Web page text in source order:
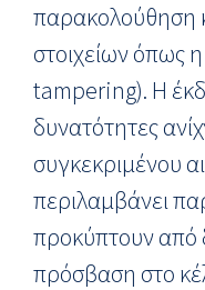
παρακολούθηση
στοιχείων όπως
tampering). Η
δυνατότητες
συγκεκριμένου
περιλαμβάνει
προκύπτουν από
πρόσβαση στο